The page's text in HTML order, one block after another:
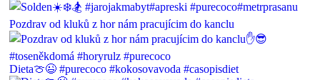
Pozdrav od kluků z hor nám pracujícim do kanclu
Dieta🍈😉 #purecoco #kokosovavoda #casopisdiet